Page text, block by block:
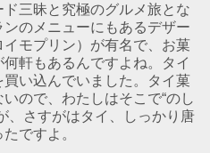
三昧と究極のグルメ旅とな
のメニューにもあるデザー
イモプリン）が有名で、お菓
軒もあるんですよね。タイ
い込んでいました。タイ菓
ので、わたしはそこで“のし
、さすがはタイ、しっかり唐
ですよ。